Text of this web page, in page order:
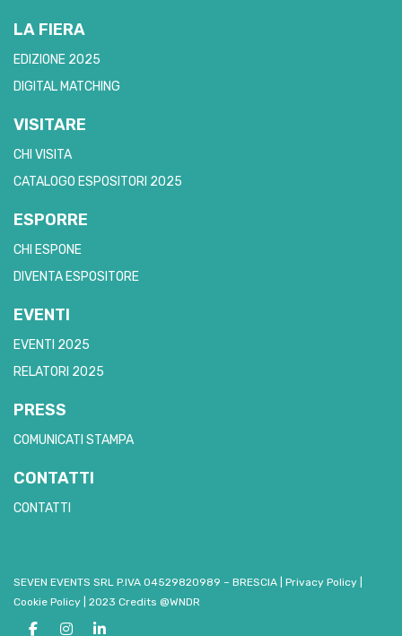
LA FIERA
EDIZIONE 2025
DIGITAL MATCHING
VISITARE
CHI VISITA
CATALOGO ESPOSITORI 2025
ESPORRE
CHI ESPONE
DIVENTA ESPOSITORE
EVENTI
EVENTI 2025
RELATORI 2025
PRESS
COMUNICATI STAMPA
CONTATTI
CONTATTI
SEVEN EVENTS SRL P.IVA 04529820989 – BRESCIA Privacy Policy
Cookie Policy
2023 Credits @WNDR